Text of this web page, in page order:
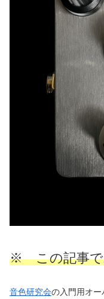
※ この記事で
音色研究会の入門用オー